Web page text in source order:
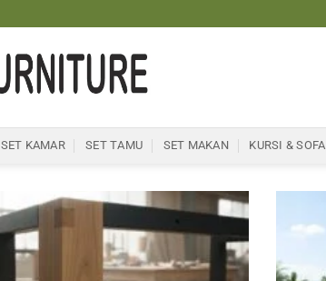
SET KAMAR SET TAMU SET MAKAN KURSI & SOFA